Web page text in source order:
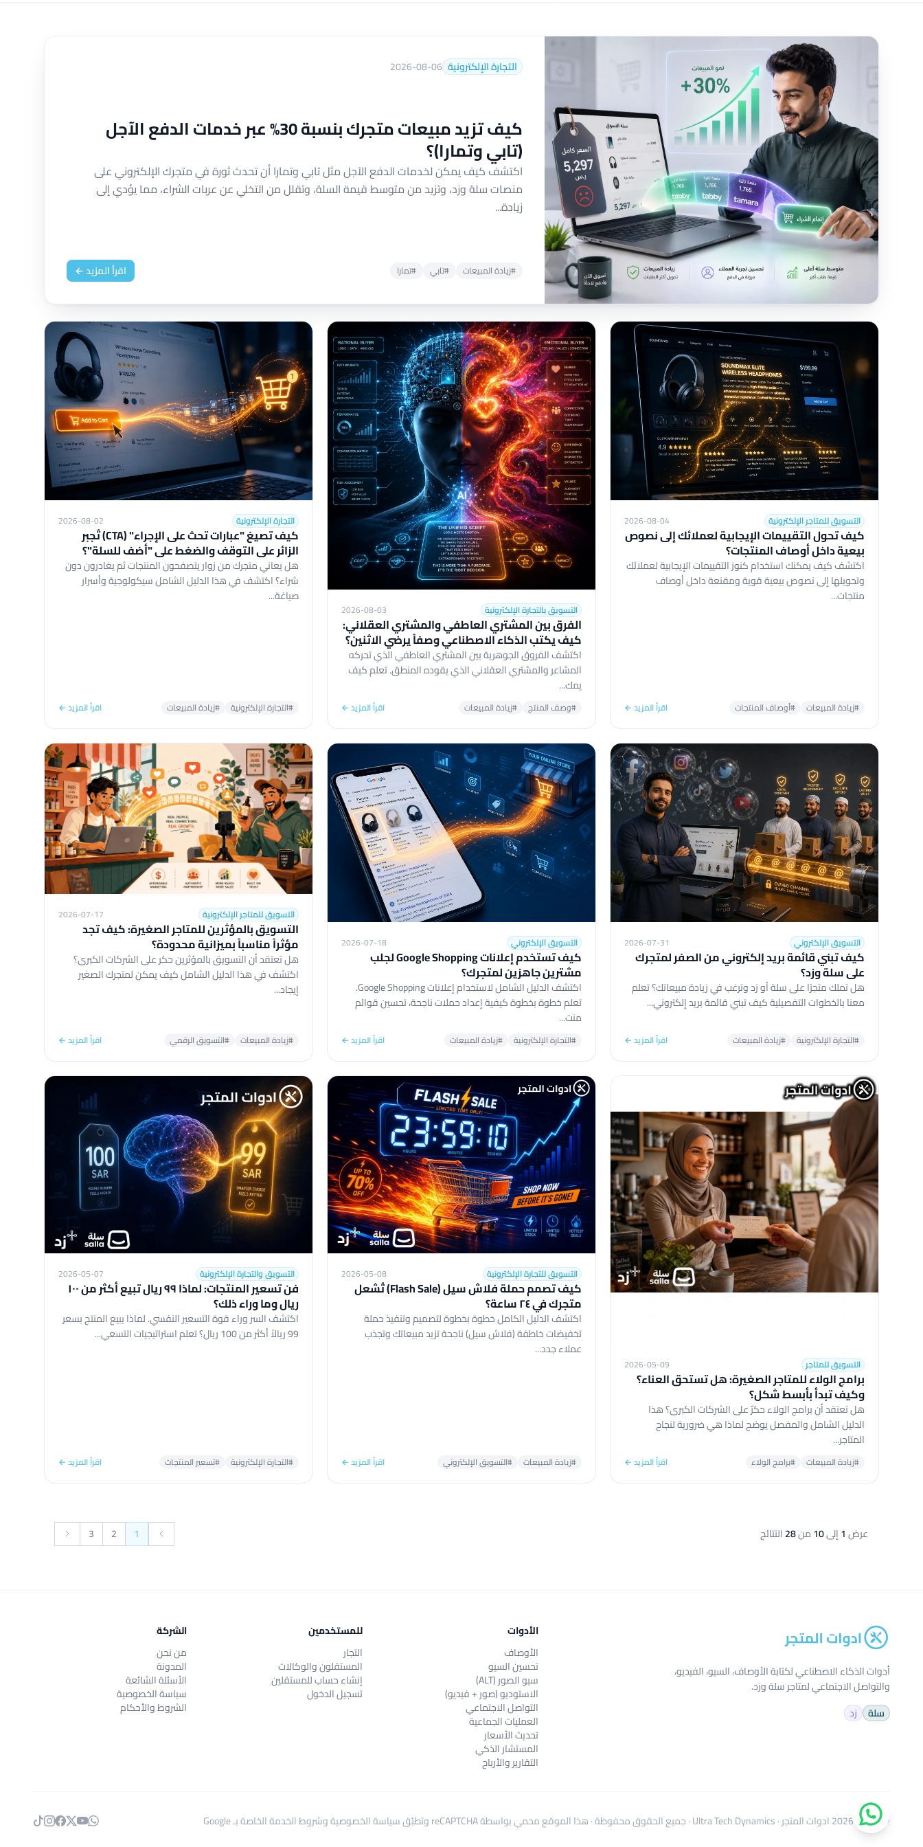
التجارة الإلكترونية 2026-08-06
كيف تزيد مبيعات متجرك بنسبة 30% عبر خدمات الدفع الآجل
(تابي وتمارا)؟
اكتشف كيف يمكن لخدمات الدفع الآجل مثل تابي وتمارا أن تحدث ثورة في متجرك الإلكتروني على
منصات سلة وزد، وتزيد من متوسط قيمة السلة، وتقلل من التخلي عن عربات الشراء، مما يؤدي إلى
زيادة...
#زيادة المبيعات #تابي #تمارا اقرأ المزيد ←
التسويق للمتاجر الإلكترونية 2026-08-04
كيف تحول التقييمات الإيجابية لعملائك إلى نصوص
بيعية داخل أوصاف المنتجات؟
اكتشف كيف يمكنك استخدام كنوز التقييمات الإيجابية لعملائك
وتحويلها إلى نصوص بيعية قوية ومقنعة داخل أوصاف
منتجات...
#زيادة المبيعات #أوصاف المنتجات اقرأ المزيد ←
التسويق بالتجارة الإلكترونية 2026-08-03
الفرق بين المشتري العاطفي والمشتري العقلاني:
كيف يكتب الذكاء الاصطناعي وصفاً يرضي الاثنين؟
اكتشف الفروق الجوهرية بين المشتري العاطفي الذي تحركه
المشاعر والمشتري العقلاني الذي يقوده المنطق. تعلم كيف
يمك...
#وصف المنتج #زيادة المبيعات اقرأ المزيد ←
التجارة الإلكترونية 2026-08-02
كيف تصيغ "عبارات تحث على الإجراء" (CTA) تُجبر
الزائر على التوقف والضغط على "أضف للسلة"؟
هل يعاني متجرك من زوار يتصفحون المنتجات ثم يغادرون دون
شراء؟ اكتشف في هذا الدليل الشامل سيكولوجية وأسرار
صياغة...
#التجارة الإلكترونية #زيادة المبيعات اقرأ المزيد ←
التسويق الإلكتروني 2026-07-31
كيف تبني قائمة بريد إلكتروني من الصفر لمتجرك
على سلة وزد؟
هل تملك متجرًا على سلة أو زد وترغب في زيادة مبيعاتك؟ تعلم
معنا بالخطوات التفصيلية كيف تبني قائمة بريد إلكتروني...
#التجارة الإلكترونية #زيادة المبيعات اقرأ المزيد ←
التسويق الإلكتروني 2026-07-18
كيف تستخدم إعلانات Google Shopping لجلب
مشترين جاهزين لمتجرك؟
اكتشف الدليل الشامل لاستخدام إعلانات Google Shopping.
تعلم خطوة بخطوة كيفية إعداد حملات ناجحة، تحسين قوائم
منت...
#التجارة الإلكترونية #زيادة المبيعات اقرأ المزيد ←
التسويق للمتاجر الإلكترونية 2026-07-17
التسويق بالمؤثرين للمتاجر الصغيرة: كيف تجد
مؤثراً مناسباً بميزانية محدودة؟
هل تعتقد أن التسويق بالمؤثرين حكر على الشركات الكبرى؟
اكتشف في هذا الدليل الشامل كيف يمكن لمتجرك الصغير
إيجاد...
#زيادة المبيعات #التسويق الرقمي اقرأ المزيد ←
التسويق للمتاجر 2026-05-09
برامج الولاء للمتاجر الصغيرة: هل تستحق العناء؟
وكيف تبدأ بأبسط شكل؟
هل تعتقد أن برامج الولاء حكرٌ على الشركات الكبرى؟ هذا
الدليل الشامل والمفصل يوضح لماذا هي ضرورية لنجاح
المتاجر...
#زيادة المبيعات #برامج الولاء اقرأ المزيد ←
التسويق للتجارة الإلكترونية 2026-05-08
كيف تصمم حملة فلاش سيل (Flash Sale) تُشعل
متجرك في ٢٤ ساعة؟
اكتشف الدليل الكامل خطوة بخطوة لتصميم وتنفيذ حملة
تخفيضات خاطفة (فلاش سيل) ناجحة تزيد مبيعاتك وتجذب
عملاء جدد...
#زيادة المبيعات #التسويق الإلكتروني اقرأ المزيد ←
التسويق والتجارة الإلكترونية 2026-05-07
فن تسعير المنتجات: لماذا ٩٩ ريال تبيع أكثر من ١٠٠
ريال وما وراء ذلك؟
اكتشف السر وراء قوة التسعير النفسي. لماذا يبيع المنتج بسعر
99 ريالاً أكثر من 100 ريال؟ تعلم استراتيجيات التسعي...
#التجارة الإلكترونية #تسعير المنتجات اقرأ المزيد ←
عرض1إلى10من28النتائج &laquo; السابق 1
2
3 التالي &raquo;
أدوات الذكاء الاصطناعي لكتابة الأوصاف، السيو، الفيديو،
والتواصل الاجتماعي لمتاجر سلة وزد.
سلة
زد
الأدوات
الأوصاف
تحسين السيو
سيو الصور (ALT)
الاستوديو (صور + فيديو)
التواصل الاجتماعي
العمليات الجماعية
تحديث الأسعار
المستشار الذكي
التقارير والأرباح
للمستخدمين
التجار
المستقلون والوكالات
إنشاء حساب للمستقلين
تسجيل الدخول
الشركة
من نحن
المدونة
الأسئلة الشائعة
سياسة الخصوصية
الشروط والأحكام
© 2024–2026 ادوات المتجر·
Ultra Tech Dynamics· جميع الحقوق محفوظة · هذا الموقع محمي بواسطة reCAPTCHA وتطبّق سياسة الخصوصيةوشروط الخدمةالخاصة بـ Google